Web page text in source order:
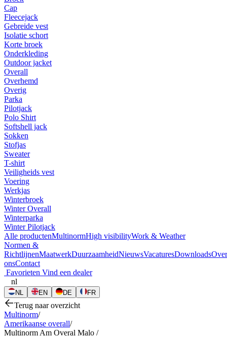
Cap
Fleecejack
Gebreide vest
Isolatie schort
Korte broek
Onderkleding
Outdoor jacket
Overall
Overhemd
Overig
Parka
Pilotjack
Polo Shirt
Softshell jack
Sokken
Stofjas
Sweater
T-shirt
Veiligheids vest
Voering
Werkjas
Winterbroek
Winter Overall
Winterparka
Winter Pilotjack
Alle productenMultinormHigh visibilityWork & Weather
Normen &
RichtlijnenMaatwerkDuurzaamheidNieuwsVacaturesDownloadsOver
onsContact
Favorieten Vind een dealer
nl
NL EN DE FR
Terug naar overzicht
Multinorm/
Amerikaanse overall/
Multinorm Am Overal Malo /